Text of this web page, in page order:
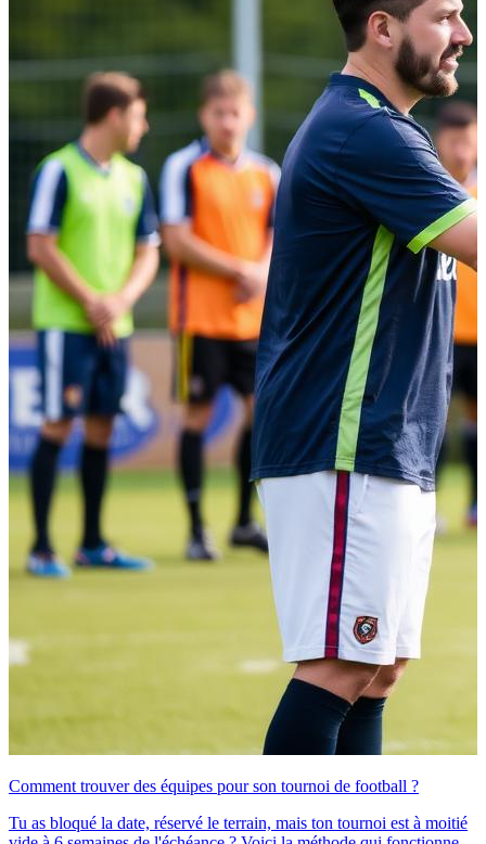
Comment trouver des équipes pour son tournoi de football ?
Tu as bloqué la date, réservé le terrain, mais ton tournoi est à moitié